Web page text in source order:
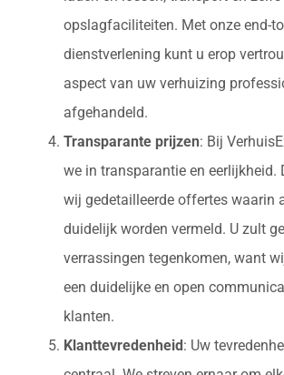
opslagfaciliteiten. Met onze end-
dienstverlening kunt u erop
aspect van uw verhuizing
afgehandeld.
Transparante prijzen: Bij
we in transparantie en eerlijkheid.
wij gedetailleerde offertes waarin
duidelijk worden vermeld. U zult
verrassingen tegenkomen, want
een duidelijke en open
klanten.
Klanttevredenheid : Uw